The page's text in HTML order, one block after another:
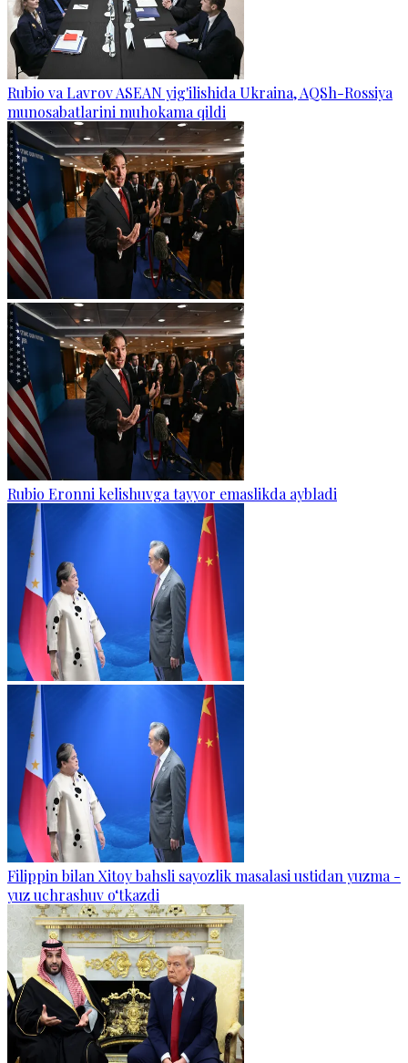
Rubio va Lavrov ASEAN yig'ilishida Ukraina, AQSh-Rossiya
munosabatlarini muhokama qildi
Rubio Eronni kelishuvga tayyor emaslikda aybladi
Filippin bilan Xitoy bahsli sayozlik masalasi ustidan yuzma -
yuz uchrashuv o‘tkazdi